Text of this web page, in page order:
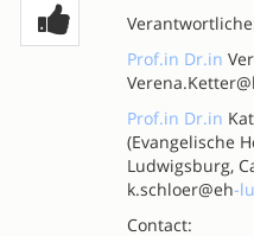
Prof.in Dr.in
Prof.in Dr.in
(Evangelische
Ludwigsburg,
k.schloer@eh-
Contact: